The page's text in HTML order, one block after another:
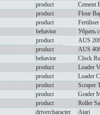
product
Cement
product
Flour
product
Fertiliser
behavior
Убрать
product
AUS
product
AUS
behavior
Clock
product
Loader
product
Loader
product
Scraper
product
Grader
product
Roller
drivercharacter
Atari